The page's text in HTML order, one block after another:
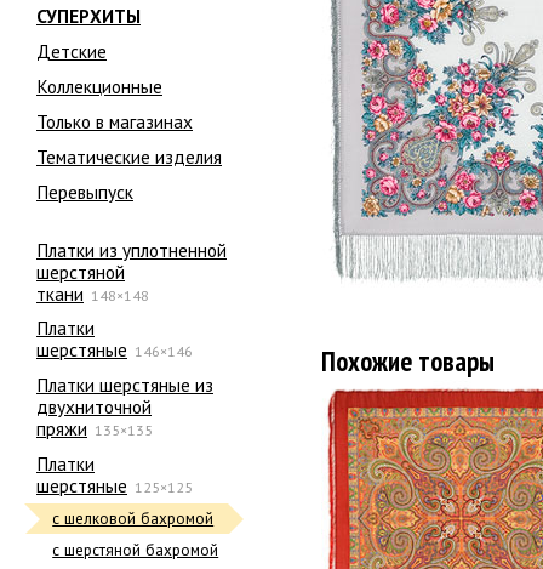
СУПЕРХИТЫ
Детские
Коллекционные
Только в магазинах
Тематические изделия
Перевыпуск
Платки из уплотненной
шерстяной
ткани 148×148
Платки
шерстяные 146×146
Платки шерстяные из
двухниточной
пряжи 135×135
Платки
шерстяные 125×125
с шелковой бахромой
с шерстяной бахромой
Похожие товары